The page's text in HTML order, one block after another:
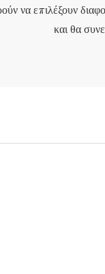
να επιλέξουν
και θα